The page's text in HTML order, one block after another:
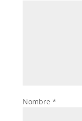
Nombre *